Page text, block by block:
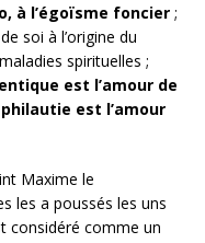
à l’égoïsme foncier ;
soi à l’origine du
spirituelles ;
est l’amour de
est l’amour
Maxime le
les a poussés les uns
considéré comme un